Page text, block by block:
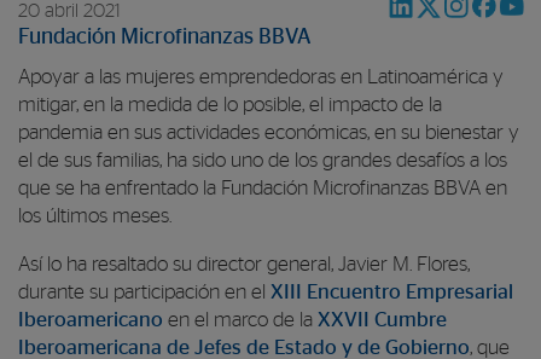
20 abril 2021
Fundación Microfinanzas BBVA
Apoyar a las mujeres emprendedoras en Latinoamérica y
mitigar, en la medida de lo posible, el impacto de la
pandemia en sus actividades económicas, en su bienestar y
el de sus familias, ha sido uno de los grandes desafíos a los
que se ha enfrentado la Fundación Microfinanzas BBVA en
los últimos meses.
Así lo ha resaltado su director general, Javier M. Flores,
durante su participación en el XIII Encuentro Empresarial
Iberoamericano en el marco de la XXVII Cumbre
Iberoamericana de Jefes de Estado y de Gobierno, que